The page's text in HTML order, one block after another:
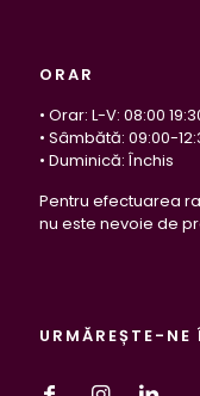
ORAR
• Orar: L-V: 08:00
• Sâmbătă: 09:00-
• Duminică: Închis
Pentru efectuarea
nu este nevoie de
URMĂREȘTE-